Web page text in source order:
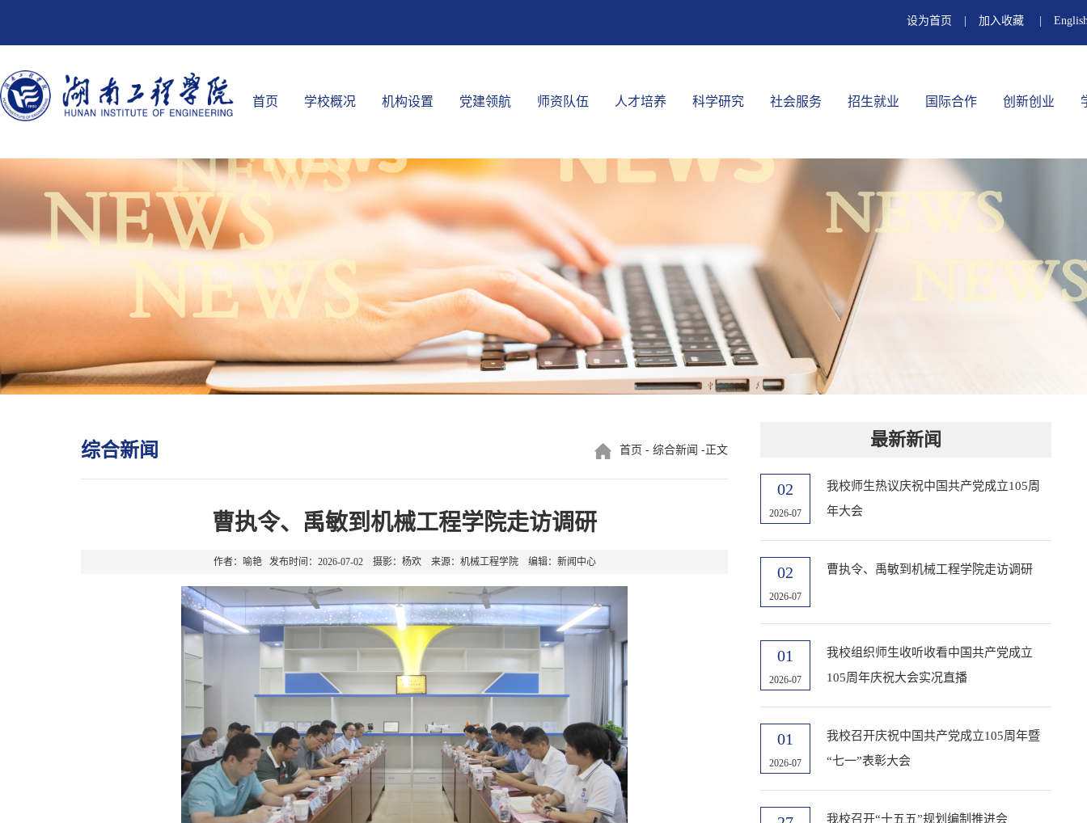
设为首页 加入收藏
首页 学校概况 机构设置 党建领航 师资队伍 人才培养 科学研究 社会服务 招生就业 国际合作 创新创业
综合新闻 首页 - 综合新闻 -正文
曹执令、禹敏到机械工程学院走访调研
作者：喻艳 发布时间：2026-07-02 摄影：杨欢 来源：机械工程学院 编辑：新闻中心
最新新闻
02
2026-07
我校师生热议庆祝中国共产党成立105周
年大会
02
2026-07
曹执令、禹敏到机械工程学院走访调研
01
2026-07
我校组织师生收听收看中国共产党成立
105周年庆祝大会实况直播
01
2026-07
我校召开庆祝中国共产党成立105周年暨
“七一”表彰大会
我校召开“十五五”规划编制推进会